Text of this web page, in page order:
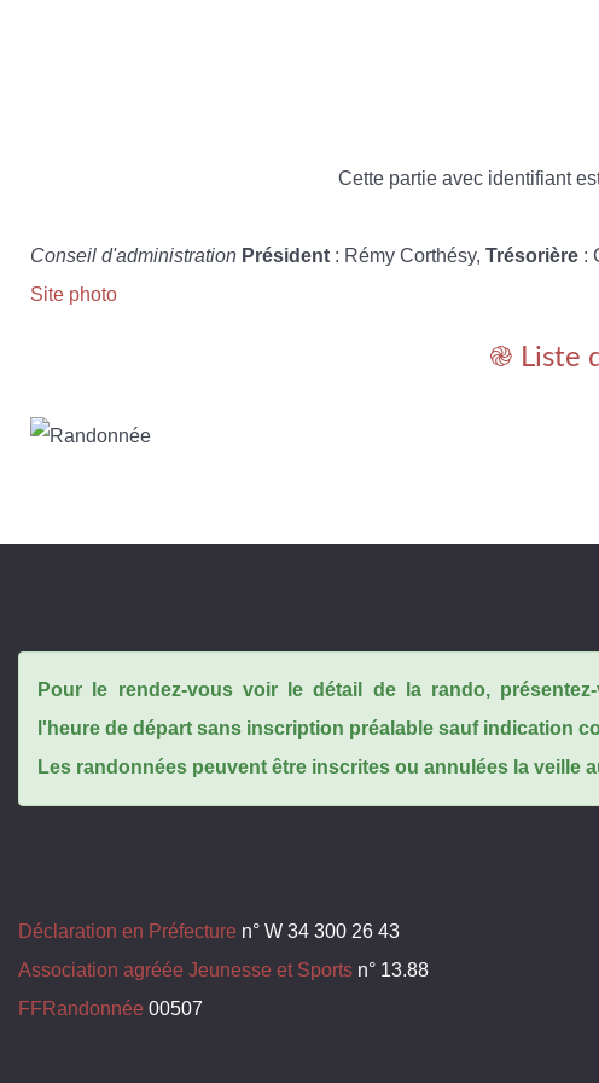
Cette partie avec identifiant
Conseil d'administration Président : Rémy Corthésy, Trésorière :
Site photo
֎ Liste
Pour le rendez-vous voir le détail de la rando,
l'heure de départ sans inscription préalable sauf indication
Les randonnées peuvent être inscrites ou annulées la veille
Déclaration en Préfecture n° W 34 300 26 43
Association agréée Jeunesse et Sports n° 13.88
FFRandonnée 00507